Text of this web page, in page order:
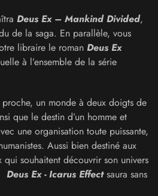
Deus Ex – Mankind Divided,
de la saga. En parallèle, vous
libraire le roman Deus Ex
à l’ensemble de la série
un monde à deux doigts de
que le destin d’un homme et
une organisation toute puissante,
Aussi bien destiné aux
qui souhaitent découvrir son univers
Deus Ex - Icarus Effectsaura sans